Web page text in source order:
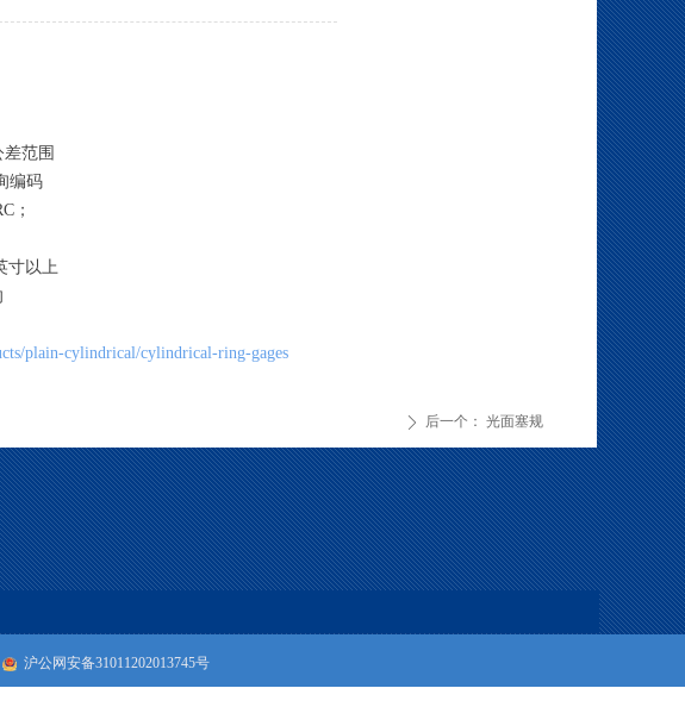
范围
编码
；
寸以上
plain-cylindrical/cylindrical-ring-gages
ꄲ 后一个： 光面塞规
沪公网安备31011202013745号